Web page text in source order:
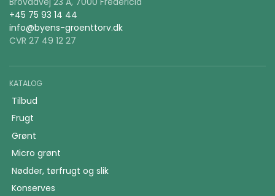
+45 75 93 14 44
info@byens-groenttorv.dk
CVR 27 49 12 27
KATALOG
Tilbud
Frugt
Grønt
Micro grønt
Nødder, tørfrugt og slik
Konserves